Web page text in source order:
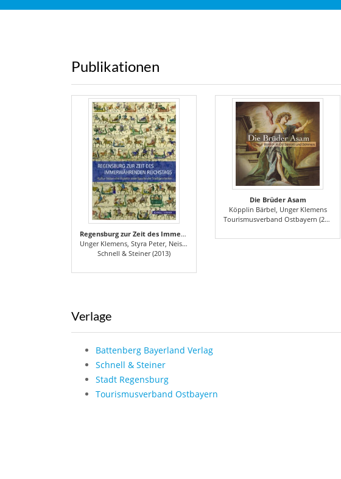
Publikationen
Regensburg zur Zeit des Immerwährenden Reichstags
Unger Klemens, Styra Peter, Neiser Wolfgang
Schnell & Steiner (2013)
Die Brüder Asam
Köpplin Bärbel, Unger Klemens
Tourismusverband Ostbayern (2000)
Verlage
Battenberg Bayerland Verlag
Schnell & Steiner
Stadt Regensburg
Tourismusverband Ostbayern